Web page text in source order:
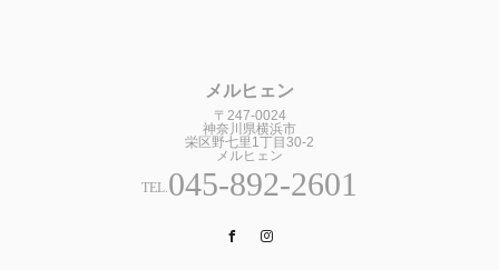
メルヒェン
〒247-0024
神奈川県横浜市
栄区野七里1丁目30-2
メルヒェン
TEL. 045-892-2601
Facebook